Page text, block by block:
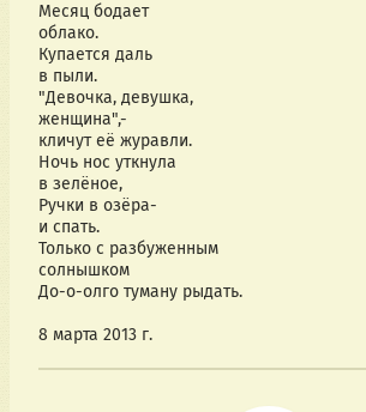
Месяц бодает
облако.
Купается даль
в пыли.
"Девочка, девушка,
женщина",-
кличут её журавли.
Ночь нос уткнула
в зелёное,
Ручки в озёра-
и спать.
Только с разбуженным
солнышком
До-о-олго туману рыдать.
8 марта 2013 г.